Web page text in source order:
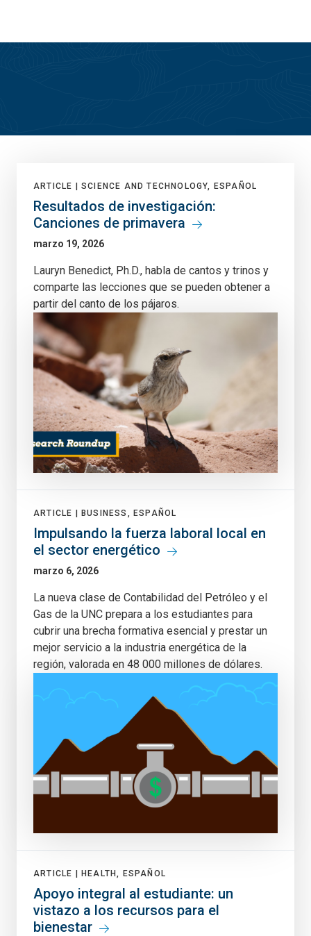
site
content
True North
ARTICLE | SCIENCE AND TECHNOLOGY, ESPAÑOL
Resultados de investigación:
Canciones de primavera
marzo 19, 2026
Lauryn Benedict, Ph.D., habla de cantos y trinos y
comparte las lecciones que se pueden obtener a
partir del canto de los pájaros.
ARTICLE | BUSINESS, ESPAÑOL
Impulsando la fuerza laboral local en
el sector energético
marzo 6, 2026
La nueva clase de Contabilidad del Petróleo y el
Gas de la UNC prepara a los estudiantes para
cubrir una brecha formativa esencial y prestar un
mejor servicio a la industria energética de la
región, valorada en 48 000 millones de dólares.
ARTICLE | HEALTH, ESPAÑOL
Apoyo integral al estudiante: un
vistazo a los recursos para el
bienestar